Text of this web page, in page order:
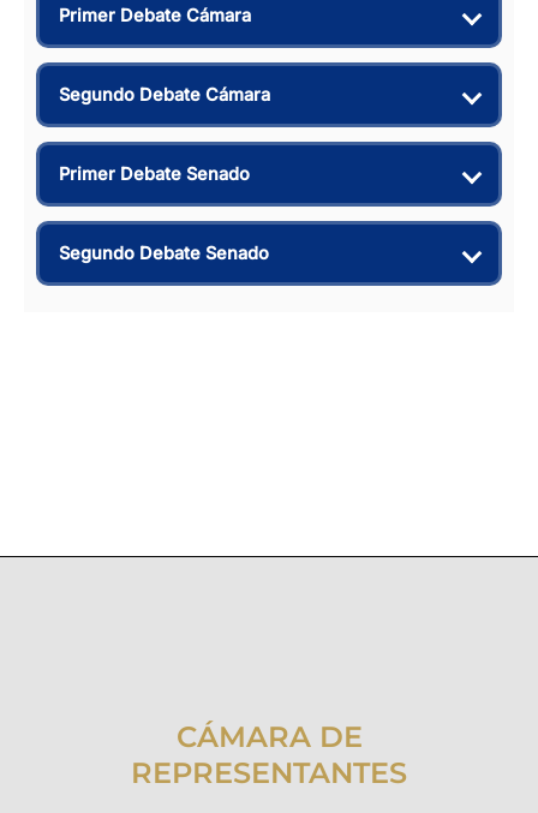
Primer Debate Cámara
Segundo Debate Cámara
Primer Debate Senado
Segundo Debate Senado
CÁMARA DE
REPRESENTANTES